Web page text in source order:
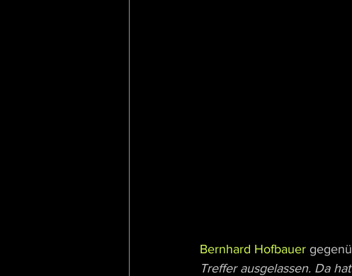
Bernhard Hofbauer
Treffer ausgelassen. Da